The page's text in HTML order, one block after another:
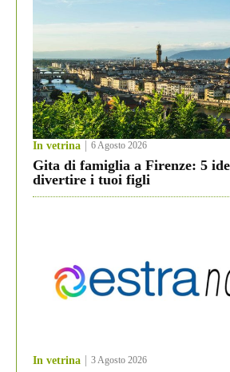
In vetrina 6 Agosto 2026
Gita di famiglia a Firenze: 5
divertire i tuoi figli
In vetrina 3 Agosto 2026